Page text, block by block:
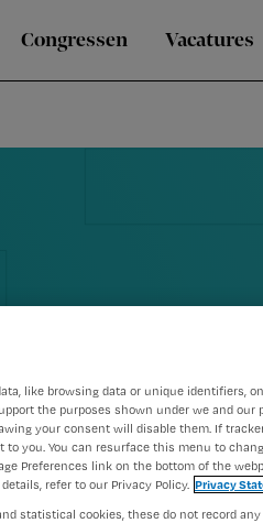
Congressen Vacatures
like browsing data or unique identifiers,
the purposes shown under we and our
your consent will disable them. If
you. You can resurface this menu to
Preferences link on the bottom of the
refer to our Privacy Policy. Privacy
statistical cookies, these do not record